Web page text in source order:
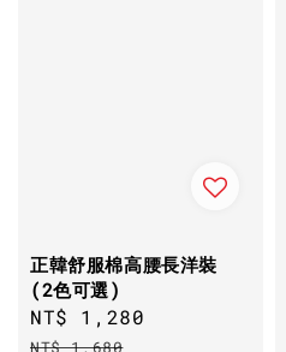
正韓舒服棉高腰長洋裝
(2色可選)
Sale
price
NT$ 1,280
NT$ 1,680